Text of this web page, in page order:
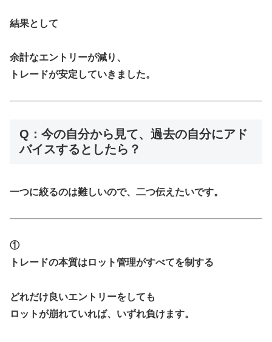
結果として
余計なエントリーが減り、
トレードが安定していきました。
Q：今の自分から見て、過去の自分にアド
バイスするとしたら？
一つに絞るのは難しいので、二つ伝えたいです。
①
トレードの本質はロット管理がすべてを制する
どれだけ良いエントリーをしても
ロットが崩れていれば、いずれ負けます。